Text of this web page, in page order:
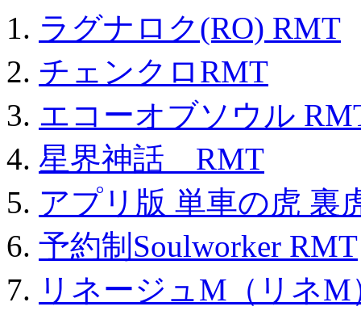
ラグナロク(RO) RMT
チェンクロRMT
エコーオブソウル
星界神話 RMT
アプリ版 単車の虎 裏
予約制Soulworker RMT
リネージュM（リネM